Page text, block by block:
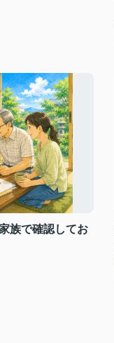
族で確認してお